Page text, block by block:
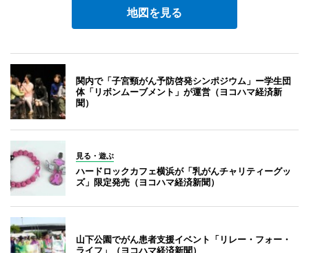
地図を見る
関内で「子宮頸がん予防啓発シンポジウム」ー学生団
体「リボンムーブメント」が運営（ヨコハマ経済新
聞）
見る・遊ぶ
ハードロックカフェ横浜が「乳がんチャリティーグッ
ズ」限定発売（ヨコハマ経済新聞）
山下公園でがん患者支援イベント「リレー・フォー・
ライフ」（ヨコハマ経済新聞）